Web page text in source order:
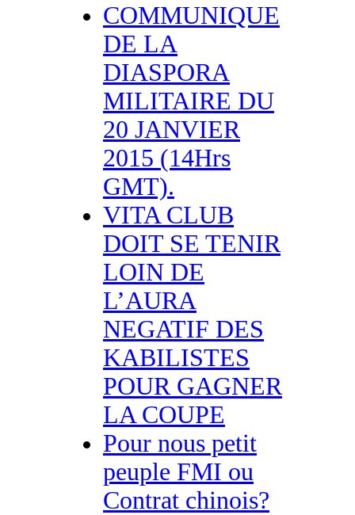
COMMUNIQUE
DE LA
DIASPORA
MILITAIRE DU
20 JANVIER
2015 (14Hrs
GMT).
VITA CLUB
DOIT SE TENIR
LOIN DE
L’AURA
NEGATIF DES
KABILISTES
POUR GAGNER
LA COUPE
Pour nous petit
peuple FMI ou
Contrat chinois?